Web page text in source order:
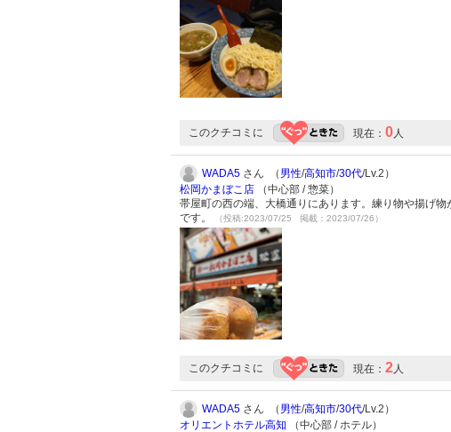
このクチコミに 現在： 0人
WADA5 さん （ 男性/高知市/30代/Lv.2）
松岡かまぼこ店 （中心部 / 惣菜）
帯屋町の西の端、大橋通りにあります。練り物や揚げ
です。
（投稿:2023/07/25 掲載：2023/07/26）
このクチコミに 現在： 2人
WADA5 さん （ 男性/高知市/30代/Lv.2）
オリエントホテル高知 （中心部 / ホテル）